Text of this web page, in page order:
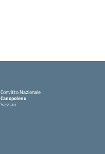
Convitto Nazionale
Canopoleno
Sassari